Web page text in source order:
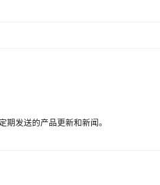
发送的产品更新和新闻。